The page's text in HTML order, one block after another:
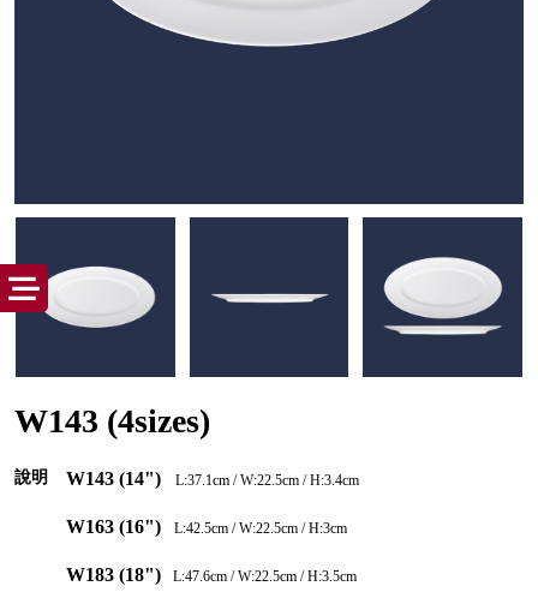
W143 (4sizes)
說明 W143 (14") L:37.1cm /W:22.5cm / H:3.4cm
W163 (16") L:42.5cm / W:22.5cm / H:3cm
W183 (18") L:47.6cm / W:22.5cm / H:3.5cm